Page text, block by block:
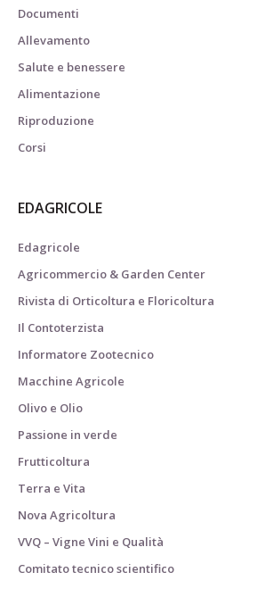
Documenti
Allevamento
Salute e benessere
Alimentazione
Riproduzione
Corsi
EDAGRICOLE
Edagricole
Agricommercio & Garden Center
Rivista di Orticoltura e Floricoltura
Il Contoterzista
Informatore Zootecnico
Macchine Agricole
Olivo e Olio
Passione in verde
Frutticoltura
Terra e Vita
Nova Agricoltura
VVQ – Vigne Vini e Qualità
Comitato tecnico scientifico